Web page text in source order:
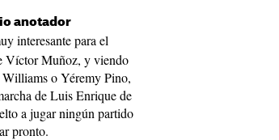
anotador
interesante para el
Víctor Muñoz, y viendo
o Yéremy Pino,
de Luis Enrique de
a jugar ningún partido
pronto.